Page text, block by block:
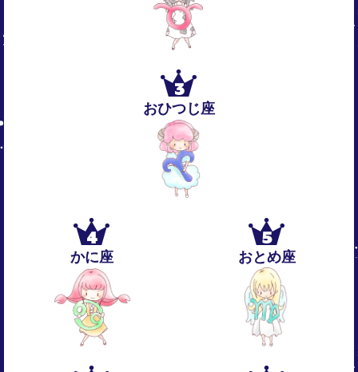
3
おひつじ座
4
かに座
5
おとめ座